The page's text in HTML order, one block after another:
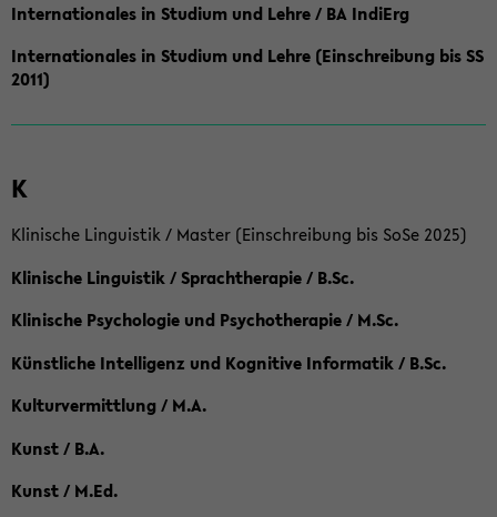
Internationales in Studium und Lehre / BA IndiErg
Internationales in Studium und Lehre (Einschreibung bis SS
2011)
K
Klinische Linguistik / Master (Einschreibung bis SoSe 2025)
Klinische Linguistik / Sprachtherapie / B.Sc.
Klinische Psychologie und Psychotherapie / M.Sc.
Künstliche Intelligenz und Kognitive Informatik / B.Sc.
Kulturvermittlung / M.A.
Kunst / B.A.
Kunst / M.Ed.